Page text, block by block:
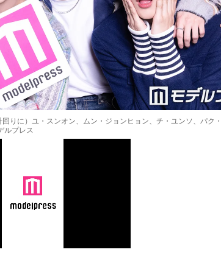
りに）ユ・スンオン、ムン・ジョンヒョン、チ・ユンソ、パク・
ルプレス